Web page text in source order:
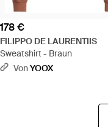
178 €
FILIPPO DE LAURENTIIS
Sweatshirt - Braun
VonYOOX